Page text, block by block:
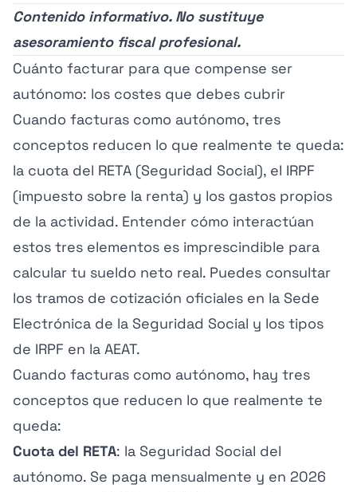
Contenido informativo. No sustituye
asesoramiento fiscal profesional.
Cuánto facturar para que compense ser
autónomo: los costes que debes cubrir
Cuando facturas como autónomo, tres
conceptos reducen lo que realmente te queda:
la cuota del RETA (Seguridad Social), el IRPF
(impuesto sobre la renta) y los gastos propios
de la actividad. Entender cómo interactúan
estos tres elementos es imprescindible para
calcular tu sueldo neto real. Puedes consultar
los tramos de cotización oficiales en la Sede
Electrónica de la Seguridad Social y los tipos
de IRPF en la AEAT.
Cuando facturas como autónomo, hay tres
conceptos que reducen lo que realmente te
queda:
Cuota del RETA: la Seguridad Social del
autónomo. Se paga mensualmente y en 2026